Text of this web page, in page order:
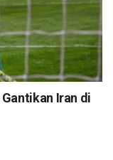
Iran di